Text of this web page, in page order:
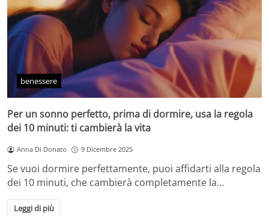
benessere
Per un sonno perfetto, prima di dormire, usa la regola
dei 10 minuti: ti cambierà la vita
Anna Di Donato 9 Dicembre 2025
Se vuoi dormire perfettamente, puoi affidarti alla regola
dei 10 minuti, che cambierà completamente la…
Leggi di più